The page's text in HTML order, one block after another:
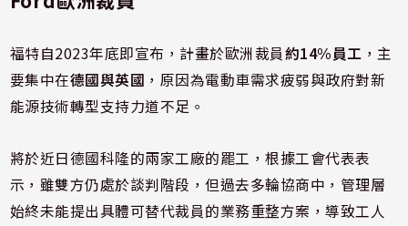
福特自2023年底即宣布，計畫於歐洲裁員約14%員工 ，主
要集中在德國與英國 ，原因為電動車需求疲弱與政府對新
能源技術轉型支持力道不足。
將於近日德國科隆的兩家工廠的罷工，根據工會代表表
示，雖雙方仍處於談判階段，但過去多輪協商中，管理層
始終未能提出具體可替代裁員的業務重整方案，導致工人